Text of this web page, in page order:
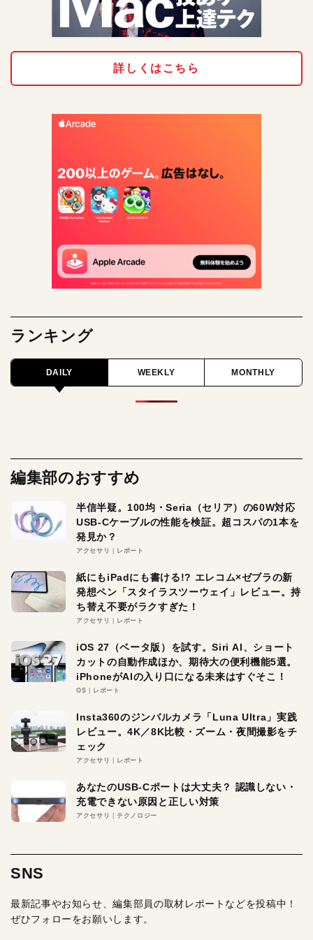
詳しくはこちら
ランキング
DAILY WEEKLY MONTHLY
編集部のおすすめ
半信半疑。100均・Seria（セリア）の60W対応
USB-Cケーブルの性能を検証。超コスパの1本を
発見か？
アクセサリ レポート
紙にもiPadにも書ける!? エレコム×ゼブラの新
発想ペン「スタイラスツーウェイ」レビュー。持
ち替え不要がラクすぎた！
アクセサリ レポート
iOS 27（ベータ版）を試す。Siri AI、ショート
カットの自動作成ほか、期待大の便利機能5選。
iPhoneがAIの入り口になる未来はすぐそこ！
OS レポート
Insta360のジンバルカメラ「Luna Ultra」実践
レビュー。4K／8K比較・ズーム・夜間撮影をチ
ェック
アクセサリ レポート
あなたのUSB-Cポートは大丈夫？ 認識しない・
充電できない原因と正しい対策
アクセサリ テクノロジー
SNS
最新記事やお知らせ、編集部員の取材レポートなどを投稿中！
ぜひフォローをお願いします。